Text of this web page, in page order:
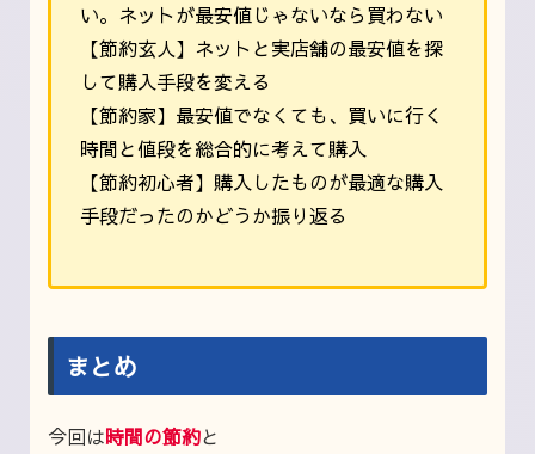
い。ネットが最安値じゃないなら買わない
【節約玄人】ネットと実店舗の最安値を探
して購入手段を変える
【節約家】最安値でなくても、買いに行く
時間と値段を総合的に考えて購入
【節約初心者】購入したものが最適な購入
手段だったのかどうか振り返る
まとめ
今回は時間の節約と